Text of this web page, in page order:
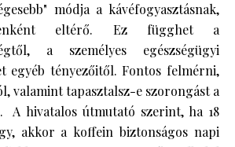
módja a kávéfogyasztásnak,
eltérő. Ez függhet a
a személyes egészségügyi
egyéb tényezőitől. Fontos felmérni,
valamint tapasztalsz-e szorongást a
A hivatalos útmutató szerint, ha 18
akkor a koffein biztonságos napi